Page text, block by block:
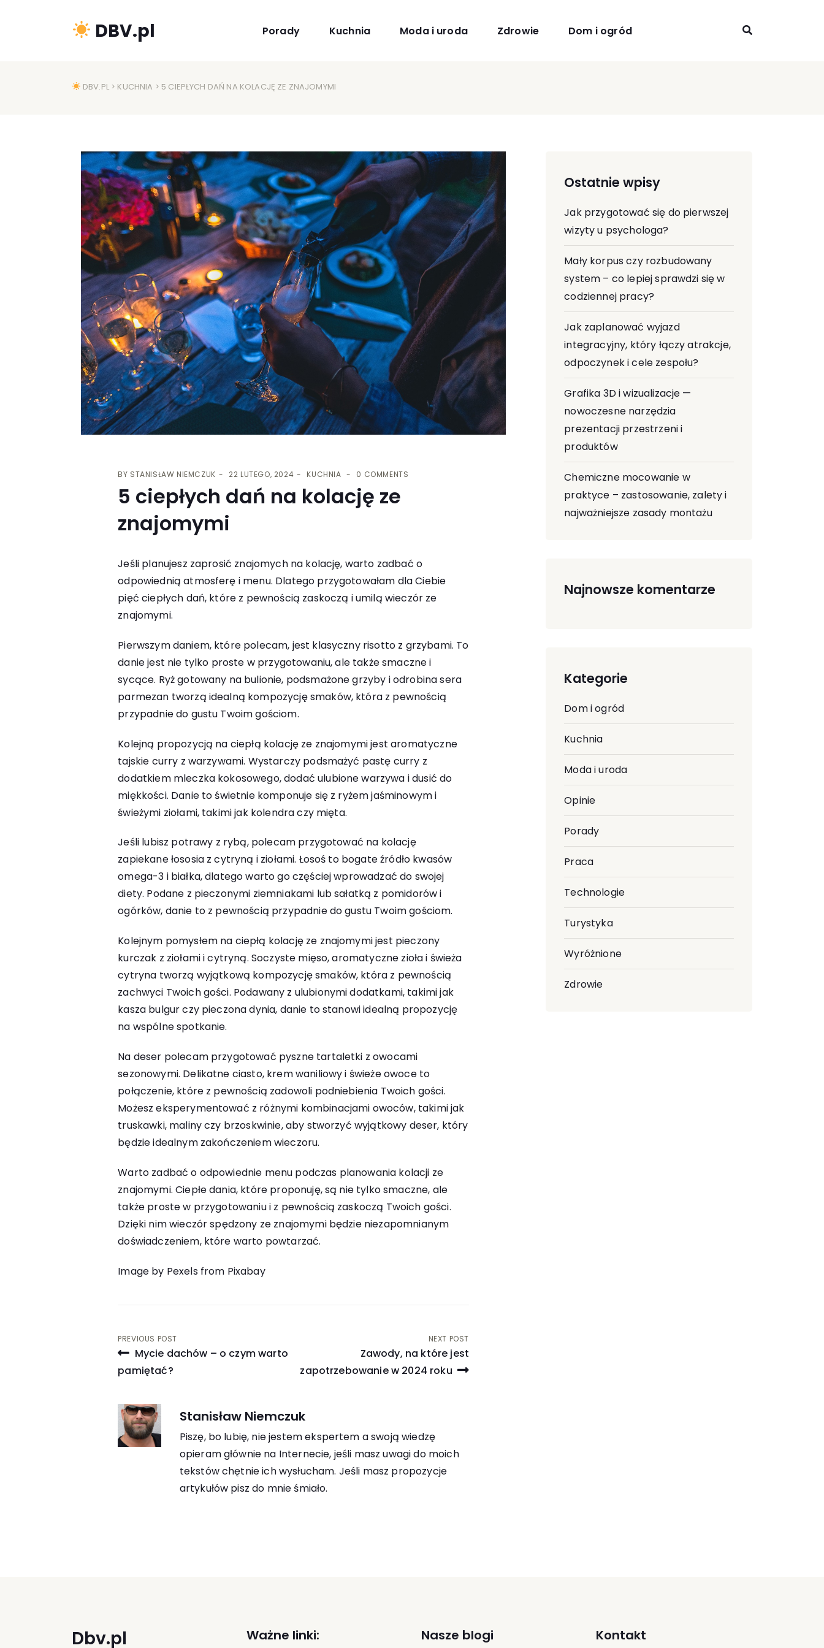
DBV.pl Porady Kuchnia Moda i uroda Zdrowie Dom i ogród
DBV.PL> KUCHNIA > 5 CIEPŁYCH DAŃ NA KOLACJĘ ZE ZNAJOMYMI
BY STANISŁAW NIEMCZUK 22 LUTEGO, 2024 KUCHNIA 0 COMMENTS
5 ciepłych dań na kolację ze
znajomymi
Jeśli planujesz zaprosić znajomych na kolację, warto zadbać o
odpowiednią atmosferę i menu. Dlatego przygotowałam dla Ciebie
pięć ciepłych dań, które z pewnością zaskoczą i umilą wieczór ze
znajomymi.
Pierwszym daniem, które polecam, jest klasyczny risotto z grzybami. To
danie jest nie tylko proste w przygotowaniu, ale także smaczne i
sycące. Ryż gotowany na bulionie, podsmażone grzyby i odrobina sera
parmezan tworzą idealną kompozycję smaków, która z pewnością
przypadnie do gustu Twoim gościom.
Kolejną propozycją na ciepłą kolację ze znajomymi jest aromatyczne
tajskie curry z warzywami. Wystarczy podsmażyć pastę curry z
dodatkiem mleczka kokosowego, dodać ulubione warzywa i dusić do
miękkości. Danie to świetnie komponuje się z ryżem jaśminowym i
świeżymi ziołami, takimi jak kolendra czy mięta.
Jeśli lubisz potrawy z rybą, polecam przygotować na kolację
zapiekane łososia z cytryną i ziołami. Łosoś to bogate źródło kwasów
omega-3 i białka, dlatego warto go częściej wprowadzać do swojej
diety. Podane z pieczonymi ziemniakami lub sałatką z pomidorów i
ogórków, danie to z pewnością przypadnie do gustu Twoim gościom.
Kolejnym pomysłem na ciepłą kolację ze znajomymi jest pieczony
kurczak z ziołami i cytryną. Soczyste mięso, aromatyczne zioła i świeża
cytryna tworzą wyjątkową kompozycję smaków, która z pewnością
zachwyci Twoich gości. Podawany z ulubionymi dodatkami, takimi jak
kasza bulgur czy pieczona dynia, danie to stanowi idealną propozycję
na wspólne spotkanie.
Na deser polecam przygotować pyszne tartaletki z owocami
sezonowymi. Delikatne ciasto, krem waniliowy i świeże owoce to
połączenie, które z pewnością zadowoli podniebienia Twoich gości.
Możesz eksperymentować z różnymi kombinacjami owoców, takimi jak
truskawki, maliny czy brzoskwinie, aby stworzyć wyjątkowy deser, który
będzie idealnym zakończeniem wieczoru.
Warto zadbać o odpowiednie menu podczas planowania kolacji ze
znajomymi. Ciepłe dania, które proponuję, są nie tylko smaczne, ale
także proste w przygotowaniu i z pewnością zaskoczą Twoich gości.
Dzięki nim wieczór spędzony ze znajomymi będzie niezapomnianym
doświadczeniem, które warto powtarzać.
Image by Pexels from Pixabay
Nawigacja
wpisu
PREVIOUS POST
Mycie dachów – o czym warto
pamiętać?
NEXT POST
Zawody, na które jest
zapotrzebowanie w 2024 roku
Stanisław Niemczuk
Piszę, bo lubię, nie jestem ekspertem a swoją wiedzę
opieram głównie na Internecie, jeśli masz uwagi do moich
tekstów chętnie ich wysłucham. Jeśli masz propozycje
artykułów pisz do mnie śmiało.
Ostatnie wpisy
Jak przygotować się do pierwszej
wizyty u psychologa?
Mały korpus czy rozbudowany
system – co lepiej sprawdzi się w
codziennej pracy?
Jak zaplanować wyjazd
integracyjny, który łączy atrakcje,
odpoczynek i cele zespołu?
Grafika 3D i wizualizacje —
nowoczesne narzędzia
prezentacji przestrzeni i
produktów
Chemiczne mocowanie w
praktyce – zastosowanie, zalety i
najważniejsze zasady montażu
Najnowsze komentarze
Kategorie
Dom i ogród
Kuchnia
Moda i uroda
Opinie
Porady
Praca
Technologie
Turystyka
Wyróżnione
Zdrowie
Dbv.pl Ważne linki: Nasze blogi Kontakt